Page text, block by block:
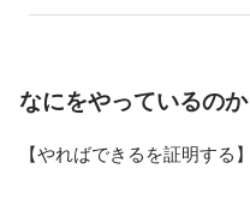
そう聞かれたら100% 「
成長意欲の高い新たな仲
なにをやっているのか
【やればできるを証明する】